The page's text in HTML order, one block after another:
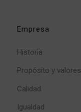
Empresa
Historia
Propósito y valores
Calidad
Igualdad